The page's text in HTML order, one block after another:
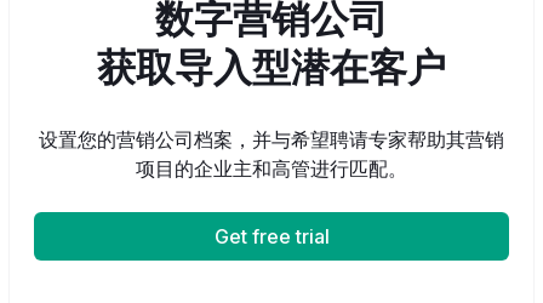
数字营销公司
获取导入型潜在客户
设置您的营销公司档案，并与希望聘请专家帮助其营销
项目的企业主和高管进行匹配。
Get free trial